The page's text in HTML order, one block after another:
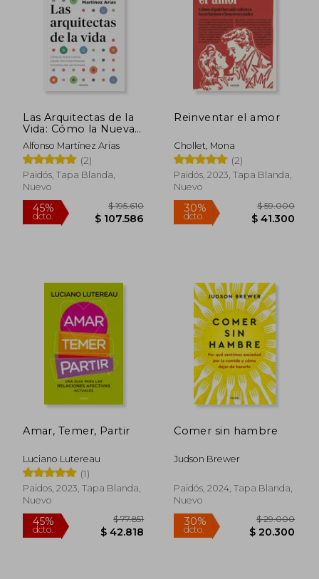
45% $ 135.144 45% $
Rápido Rápido
Las Arquitectas de la
Vida: Cómo la Nueva
Ciencia Celular Está
Reescribiendo la
Historia del ser
Humano
Alfonso Martínez Arias
(2)
Paidós, Tapa Blanda,
Nuevo
Reinventar el amor
Chollet, Mona
(2)
Paidós, 2023, Tapa Blanda,
Nuevo
Amar, Temer, Partir
Luciano Lutereau
(1)
Paidos, 2023, Tapa Blanda,
Nuevo
Comer sin hambre
Judson Brewer
Paidós, 2024, Tapa Blanda,
Nuevo